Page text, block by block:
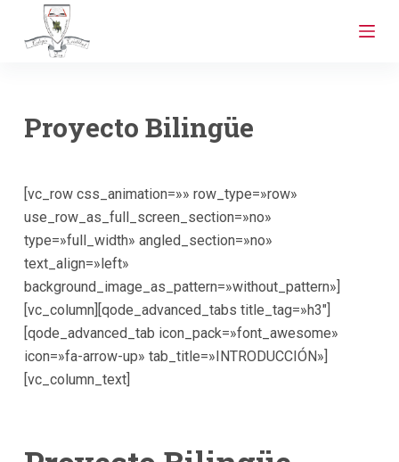
a
c
e
n
d
o
Proyecto Bilingüe
[vc_row css_animation=»» row_type=»row»
use_row_as_full_screen_section=»no»
type=»full_width» angled_section=»no»
text_align=»left»
background_image_as_pattern=»without_pattern»]
[vc_column][qode_advanced_tabs title_tag=»h3″]
[qode_advanced_tab icon_pack=»font_awesome»
icon=»fa-arrow-up» tab_title=»INTRODUCCIÓN»]
[vc_column_text]